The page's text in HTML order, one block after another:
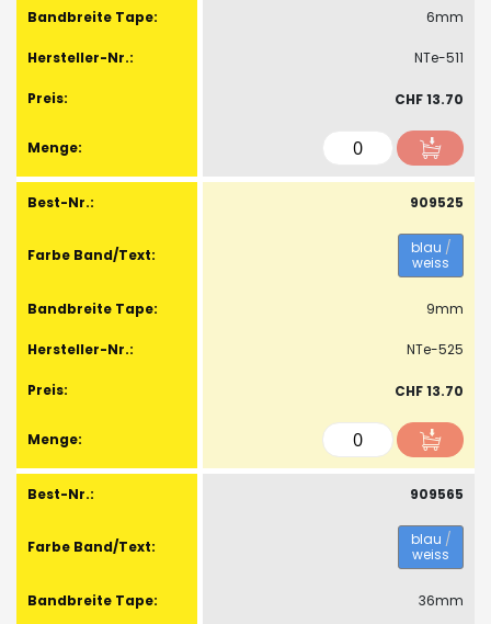
6mm
NTe-511
CHF 13.70
909525
blau /
weiss
9mm
NTe-525
CHF 13.70
909565
blau /
weiss
36mm